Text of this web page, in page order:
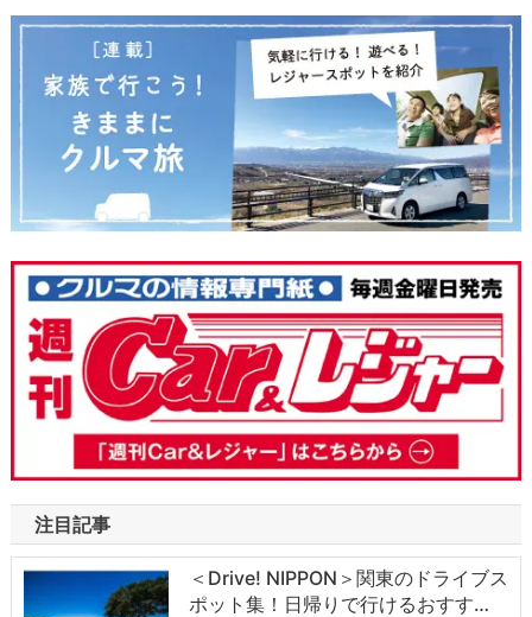
注目記事
＜Drive! NIPPON＞関東のドライブス
ポット集！日帰りで行けるおすす…